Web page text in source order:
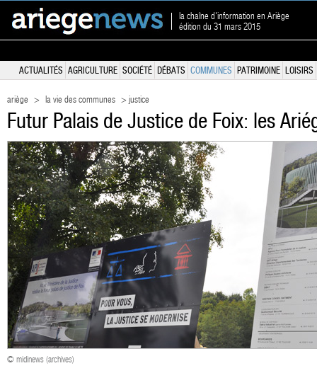
la chaîne d'information en Ariège
édition du 31 mars 2015
ACTUALITÉS AGRICULTURE SOCIÉTÉ DÉBATS COMMUNES PATRIMOINE LOISIRS
ariège > la vie des communes > justice
Futur Palais de Justice de Foix: les
© midinews (archives)